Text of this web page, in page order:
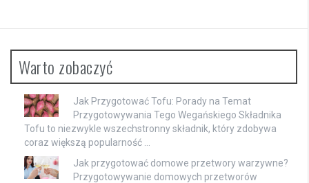
Warto zobaczyć
Jak Przygotować Tofu: Porady na Temat
Przygotowywania Tego Wegańskiego Składnika
Tofu to niezwykle wszechstronny składnik, który zdobywa
coraz większą popularność …
Jak przygotować domowe przetwory warzywne?
Przygotowywanie domowych przetworów